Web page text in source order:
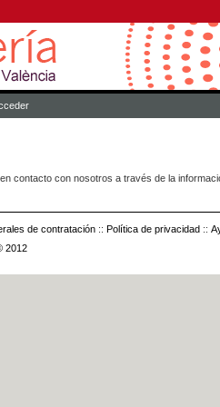
contacto con nosotros a través de la
de contratación :: Política de privacidad ::
2012